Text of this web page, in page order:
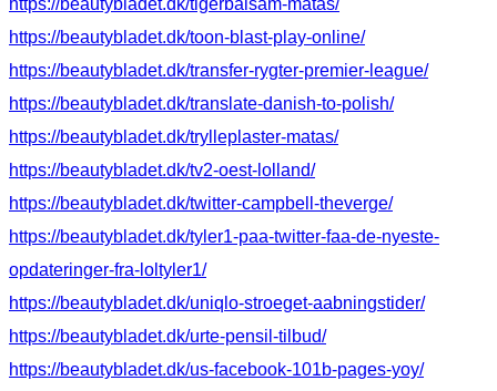
https://beautybladet.dk/toon-blast-play-online/
https://beautybladet.dk/transfer-rygter-premier-league/
https://beautybladet.dk/translate-danish-to-polish/
https://beautybladet.dk/trylleplaster-matas/
https://beautybladet.dk/tv2-oest-lolland/
https://beautybladet.dk/twitter-campbell-theverge/
https://beautybladet.dk/tyler1-paa-twitter-faa-de-nyeste-
opdateringer-fra-loltyler1/
https://beautybladet.dk/uniqlo-stroeget-aabningstider/
https://beautybladet.dk/urte-pensil-tilbud/
https://beautybladet.dk/us-facebook-101b-pages-yoy/